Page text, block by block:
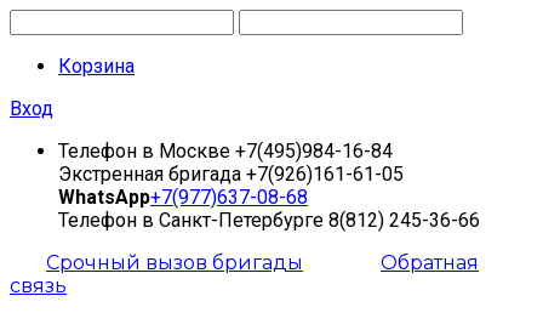
Корзина
Вход
Телефон в Москве +7(495)984-16-84
Экстренная бригада +7(926)161-61-05
WhatsApp+7(977)637-08-68
Телефон в Санкт-Петербурге 8(812) 245-36-66
Срочный вызов бригады
Обратная
связь